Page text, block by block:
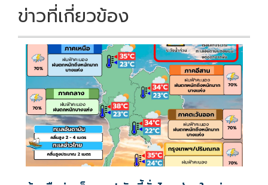
ข่าวที่เกี่ยวข้อง